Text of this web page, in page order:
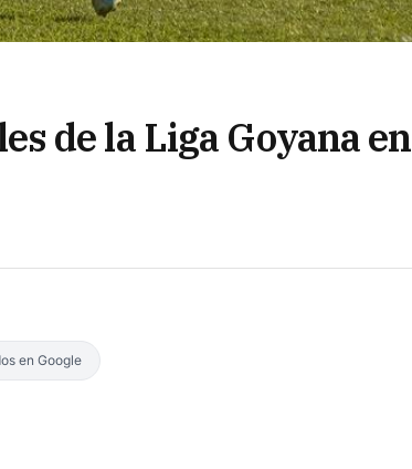
de la Liga Goyana en
en Google